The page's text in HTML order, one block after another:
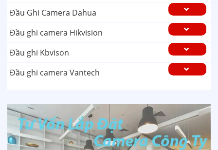
Đầu Ghi Camera Dahua
Đầu ghi camera Hikvision
Đầu ghi Kbvison
Đầu ghi camera Vantech